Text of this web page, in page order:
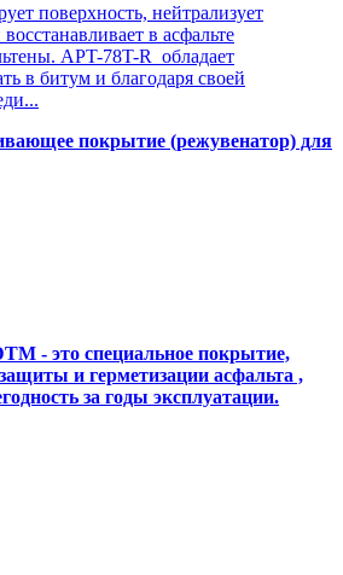
поверхность, нейтрализует
в асфальте
APT-78T-R обладает
в битум и благодаря своей
покрытие (режувенатор) для
- это специальное покрытие,
и герметизации асфальта ,
за годы эксплуатации.